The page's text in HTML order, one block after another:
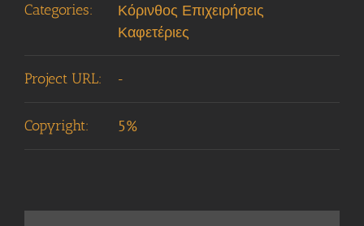
Categories:
Κόρινθος Επιχειρήσεις
Καφετέριες
Project URL: -
Copyright: 5%